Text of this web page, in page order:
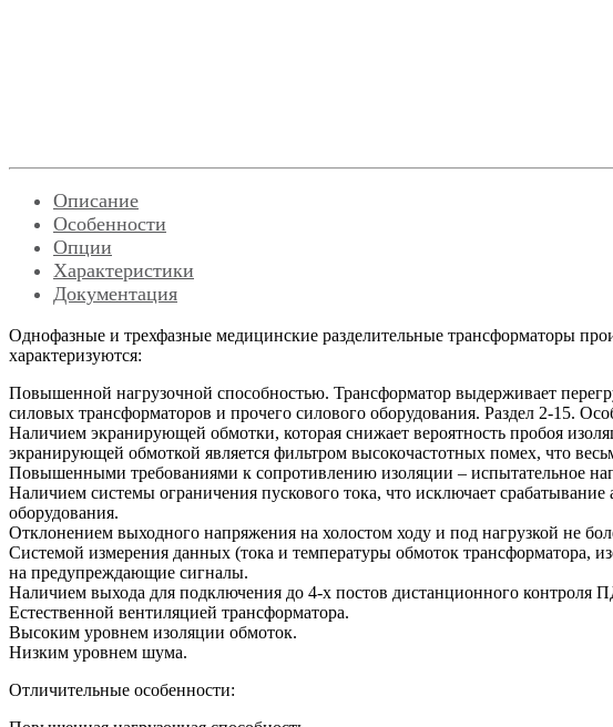
Описание
Особенности
Опции
Характеристики
Документация
Однофазные и трехфазные медицинские разделительные трансформаторы
характеризуются:
Повышенной нагрузочной способностью. Трансформатор выдерживает
силовых трансформаторов и прочего силового оборудования. Раздел 2-15.
Наличием экранирующей обмотки, которая снижает вероятность пробоя
экранирующей обмоткой является фильтром высокочастотных помех, что
Повышенными требованиями к сопротивлению изоляции – испытательное
Наличием системы ограничения пускового тока, что исключает
оборудования.
Отклонением выходного напряжения на холостом ходу и под нагрузкой не
Системой измерения данных (тока и температуры обмоток трансформатора,
на предупреждающие сигналы.
Наличием выхода для подключения до 4-х постов дистанционного контроля
Естественной вентиляцией трансформатора.
Высоким уровнем изоляции обмоток.
Низким уровнем шума.
Отличительные особенности: